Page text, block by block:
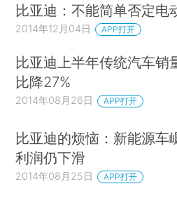
比亚迪：不能简单否定电
2014年12月04日 APP打开
比亚迪上半年传统汽车销
比降27%
2014年08月26日 APP打开
比亚迪的烦恼：新能源车
利润仍下滑
2014年08月25日 APP打开